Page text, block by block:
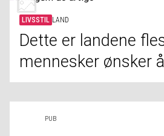
LIVSSTIL LAND
Dette er landene
mennesker ønsker